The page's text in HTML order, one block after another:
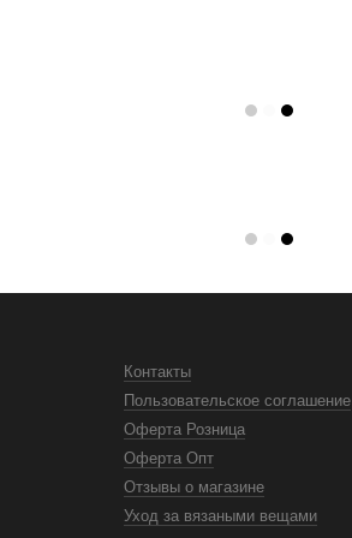
Контакты
Пользовательское соглашение
Оферта Розница
Оферта Опт
Отзывы о магазине
Уход за вязаными вещами